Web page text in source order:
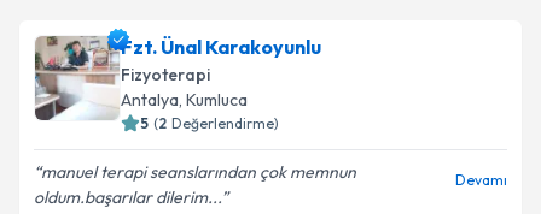
Fzt. Ünal Karakoyunlu
Fizyoterapi
Antalya, Kumluca
5 (2 Değerlendirme)
manuel terapi seanslarından çok memnun
oldum.başarılar dilerim...
Devamı